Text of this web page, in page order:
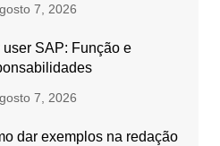
7, 2026
user SAP: Função e
7, 2026
dar exemplos na redação